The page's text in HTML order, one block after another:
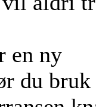
en ny
du bruk